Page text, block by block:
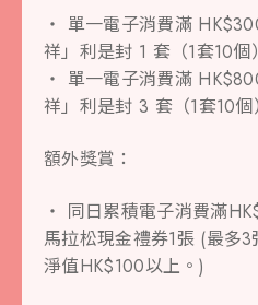
‧ 單一電子消費滿
祥」利是封 1 套（1套10個）
‧ 單一電子消費滿
祥」利是封 3 套（1套10個）
額外獎賞：
‧ 同日累積電子消費滿
馬拉松現金禮券1張 (最多
淨值HK$100以上。)